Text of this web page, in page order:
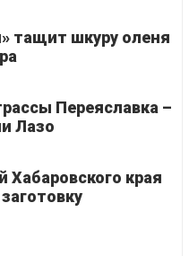
тащит шкуру оленя
Переяславка –
Лазо
края